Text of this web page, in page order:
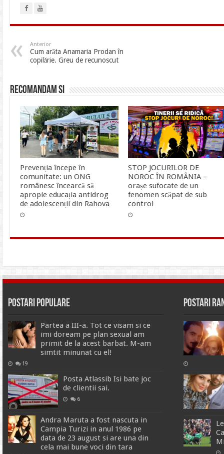
Anterior
Cum arăta Anamaria Prodan în
copilărie. Greu de recunoscut
Recomandam si
Prevenția începe în
comunitate: un ONG
românesc încearcă să
apropie educația antidrog
de adolescenții din Rahova
STOP JOCURILOR DE
NOROC ÎN ROMÂNIA –
orașe sufocate de un
fenomen scăpat de sub
control
Postari Populare
Partea a III-a. Tot ce visam si ce
imi doream pe plan sexual am
primit de la acest barbat. M-am
simtit minunat cu el!
19
Posta Atlassib Isi bate joc
de clientii sai.
6
Andra Maruta a fost nascuta in
Campia Turizi in anul 1986 pe
data de 23 august si are una din
cela mai bune voci din tara
Postari